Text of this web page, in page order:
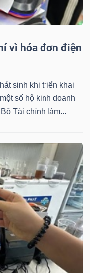
vì hóa đơn điện
sinh khi triển khai
số hộ kinh doanh
Tài chính làm...